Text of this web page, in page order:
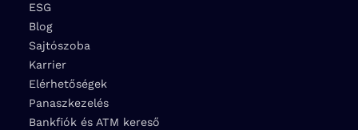
ESG
Blog
Sajtószoba
Karrier
Elérhetőségek
Panaszkezelés
Bankfiók és ATM kereső